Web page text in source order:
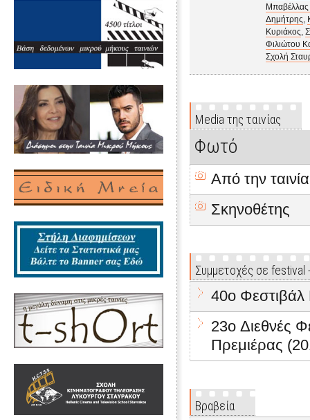
Δημήτρης,
Κυριάκος,
Φιλιώτου
Σχολή
Media της ταινίας
Φωτό
Από την ταινία
Σκηνοθέτης
Συμμετοχές σε
40o
23o Διεθνές
Πρεμιέρας
Βραβεία